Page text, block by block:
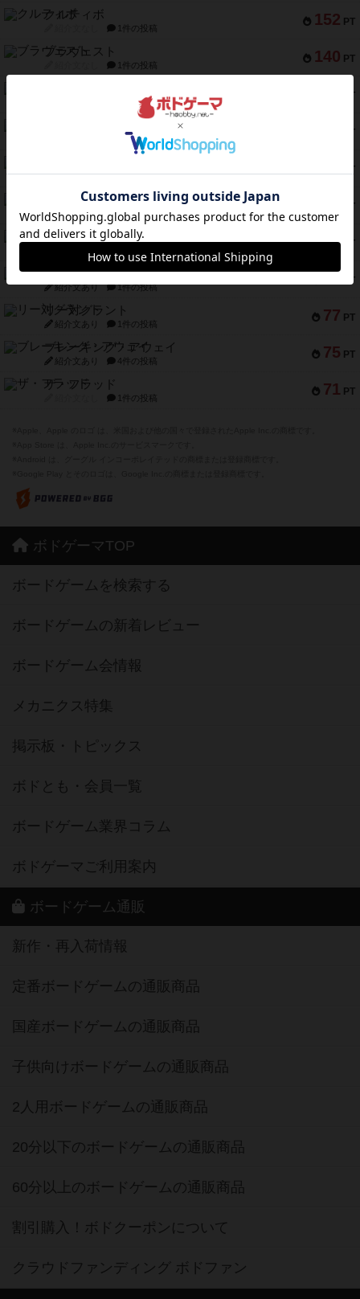
152 PT
クルティボ
1件の投稿
140 PT
ブラヴェスト
1件の投稿
PT
4件の投稿
PT
ジャンヌ・ダルク-オルレアン ドロー＆ライト
5件の投稿
PT
紹介文あり 3件の投稿
PT
ダイススローン
紹介文なし 1件の投稿
80 PT
ガルフストライク
PT
モズビ－ズ・レイダ－ズ
紹介文あり 1件の投稿
77 PT
リー対グラント
紹介文あり 1件の投稿
75 PT
ブレーキング・アウェイ
紹介文あり 4件の投稿
71 PT
ザ・フラッド
1件の投稿
ボドゲーマTOP
ボードゲームを検索する
ボードゲームの新着レビュー
ボードゲーム会情報
メカニクス特集
掲示板・トピックス
ボドとも・会員一覧
ボードゲーム業界コラム
ボドゲーマご利用案内
ボードゲーム通販
新作・再入荷情報
定番ボードゲームの通販商品
国産ボードゲームの通販商品
子供向けボードゲームの通販商品
2人用ボードゲームの通販商品
20分以下のボードゲームの通販商品
60分以上のボードゲームの通販商品
割引購入！ボドクーポンについて
クラウドファンディング ボドファン